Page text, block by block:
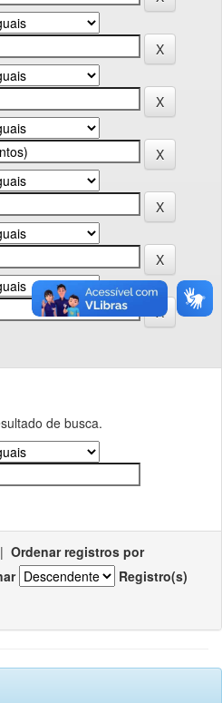
de busca.
| Ordenar registros por
Registro(s)